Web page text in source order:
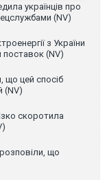
українців про
(NV)
з України
(NV)
що цей спосіб
(NV)
скоротила
що